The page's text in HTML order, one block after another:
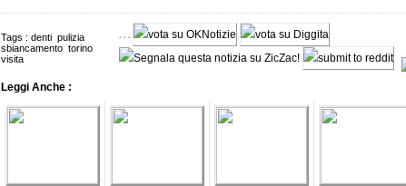
Tags : denti pulizia
sbiancamento torino
visita
Leggi Anche :